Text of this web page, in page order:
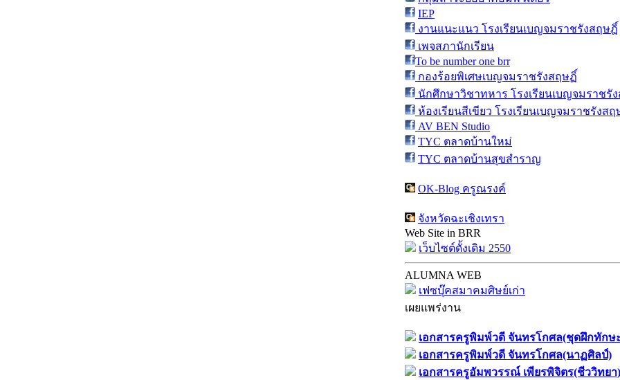
IEP
งานแนะแนว โรงเรียนเบญจมราชรังสฤษฎิ์
เพจสภานักเรียน
To be number one brr
กองร้อยพิเศษเบญจมราชรังสฤษฏิ์
นักศึกษาวิชาทหาร โรงเรียนเบญจมราชรั
ห้องเรียนสีเขียว โรงเรียนเบญจมราชรังสฤ
AV BEN Studio
TYC ตลาดบ้านใหม่
TYC ตลาดบ้านสุขสำราญ
OK-Blog ครูณรงค์
จังหวัดฉะเชิงเทรา
Web Site in BRR
เว็บไซต์ดั้งเดิม 2550
ALUMNA WEB
เฟซบุ๊คสมาคมศิษย์เก่า
เผยแพร่งาน
เอกสารครูพิมพ์วดี จันทรโกศล(ชุดฝึกทักษ
เอกสารครูพิมพ์วดี จันทรโกศล(นาฏศิลป์)
เอกสารครูอัมพวรรณ์ เพียรพิจิตร(ชีววิทยา)